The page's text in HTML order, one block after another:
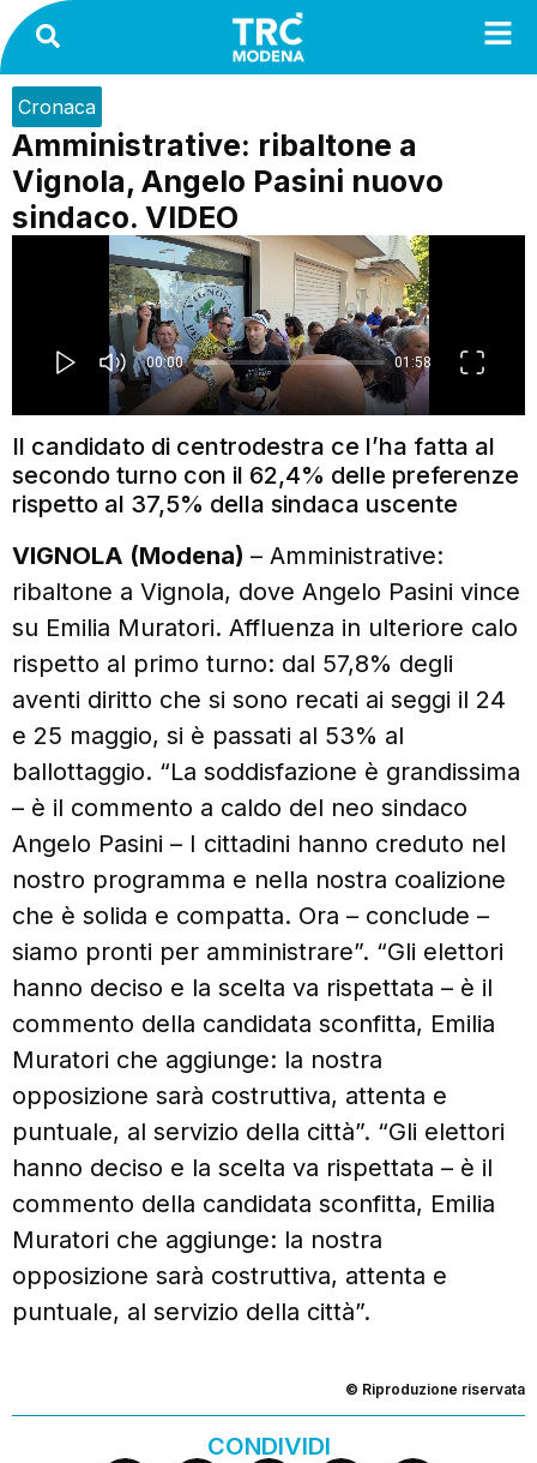
Cronaca
Amministrative: ribaltone a
Vignola, Angelo Pasini nuovo
sindaco. VIDEO
Il candidato di centrodestra ce l’ha fatta al
secondo turno con il 62,4% delle preferenze
rispetto al 37,5% della sindaca uscente
VIGNOLA (Modena) – Amministrative:
ribaltone a Vignola, dove Angelo Pasini vince
su Emilia Muratori. Affluenza in ulteriore calo
rispetto al primo turno: dal 57,8% degli
aventi diritto che si sono recati ai seggi il 24
e 25 maggio, si è passati al 53% al
ballottaggio. “La soddisfazione è grandissima
– è il commento a caldo del neo sindaco
Angelo Pasini – I cittadini hanno creduto nel
nostro programma e nella nostra coalizione
che è solida e compatta. Ora – conclude –
siamo pronti per amministrare”. “Gli elettori
hanno deciso e la scelta va rispettata – è il
commento della candidata sconfitta, Emilia
Muratori che aggiunge: la nostra
opposizione sarà costruttiva, attenta e
puntuale, al servizio della città”. “Gli elettori
hanno deciso e la scelta va rispettata – è il
commento della candidata sconfitta, Emilia
Muratori che aggiunge: la nostra
opposizione sarà costruttiva, attenta e
puntuale, al servizio della città”.
© Riproduzione riservata
CONDIVIDI